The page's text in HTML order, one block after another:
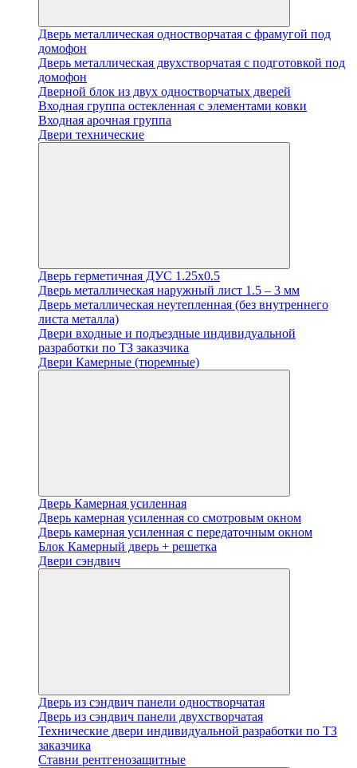
Дверь металлическая одностворчатая с фрамугой под
домофон
Дверь металлическая двухстворчатая с подготовкой под
домофон
Дверной блок из двух одностворчатых дверей
Входная группа остекленная с элементами ковки
Входная арочная группа
Двери технические
Дверь герметичная ДУС 1.25х0.5
Дверь металлическая наружный лист 1.5 – 3 мм
Дверь металлическая неутепленная (без внутреннего
листа металла)
Двери входные и подъездные индивидуальной
разработки по ТЗ заказчика
Двери Камерные (тюремные)
Дверь Камерная усиленная
Дверь камерная усиленная со смотровым окном
Дверь камерная усиленная с передаточным окном
Блок Камерный дверь + решетка
Двери сэндвич
Дверь из сэндвич панели одностворчатая
Дверь из сэндвич панели двухстворчатая
Технические двери индивидуальной разработки по ТЗ
заказчика
Ставни рентгенозащитные